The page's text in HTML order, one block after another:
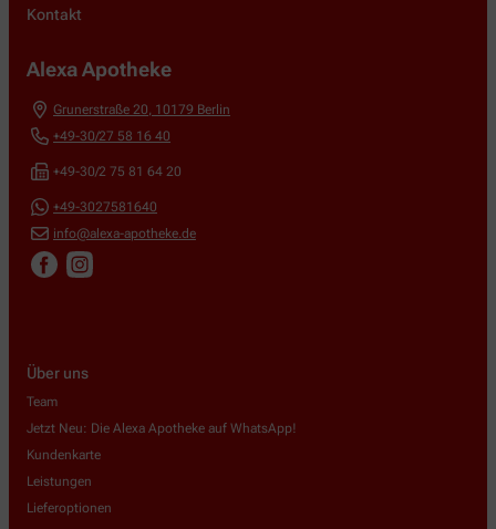
Kontakt
Alexa Apotheke
Grunerstraße 20 10179 Berlin
+49-30/27 58 16 40
+49-30/2 75 81 64 20
+49-3027581640
info@alexa-apotheke.de
Über uns
Team
Jetzt Neu: Die Alexa Apotheke auf WhatsApp!
Kundenkarte
Leistungen
Lieferoptionen